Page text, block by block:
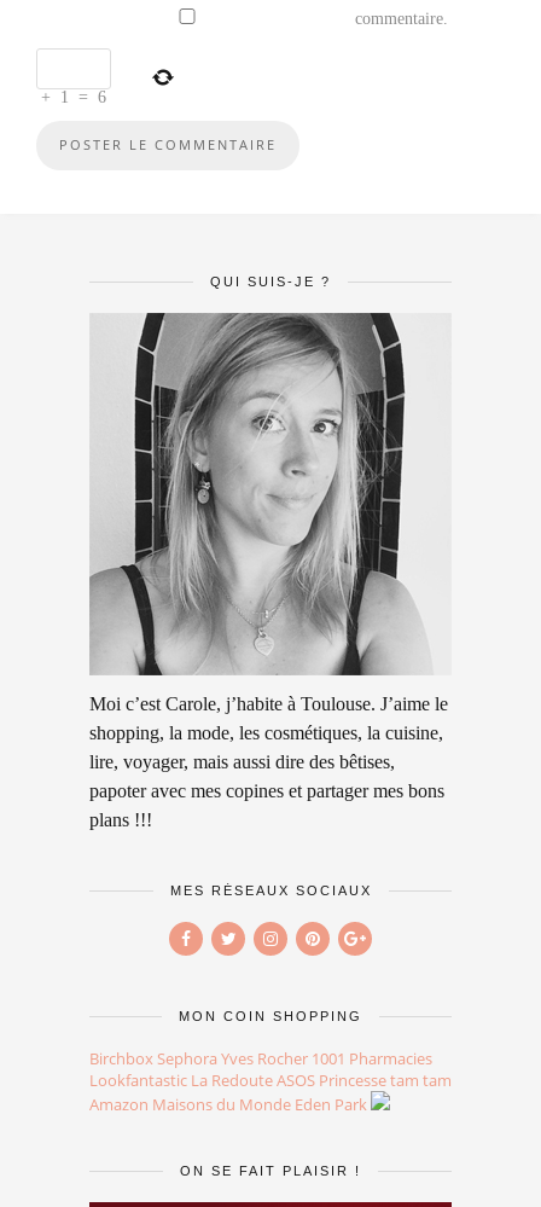
commentaire.
+ 1 = 6
QUI SUIS-JE ?
Moi c’est Carole, j’habite à Toulouse. J’aime le
shopping, la mode, les cosmétiques, la cuisine,
lire, voyager, mais aussi dire des bêtises,
papoter avec mes copines et partager mes bons
plans !!!
MES RÉSEAUX SOCIAUX
MON COIN SHOPPING
Birchbox Sephora Yves Rocher 1001 Pharmacies
Lookfantastic La RedouteASOS Princesse tam tam
Amazon Maisons du Monde Eden Park
ON SE FAIT PLAISIR !